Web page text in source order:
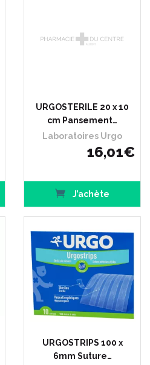
URGOSTERILE 20 x 10
cm Pansement…
Laboratoires Urgo
16,01€
J’achète
URGOSTRIPS 100 x
6mm Suture…